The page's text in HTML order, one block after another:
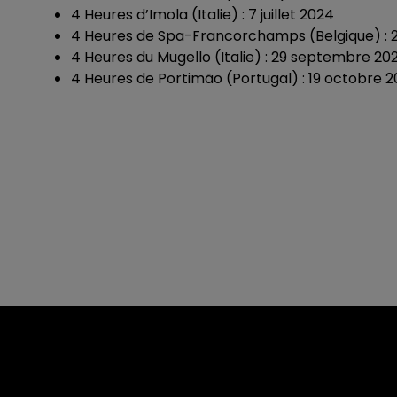
4 Heures d’Imola (Italie) : 7 juillet 2024
4 Heures de Spa-Francorchamps (Belgique) :
4 Heures du Mugello (Italie) : 29 septembre
4 Heures de Portimão (Portugal) : 19 octobre